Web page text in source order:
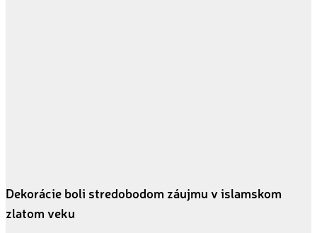
Dekorácie boli stredobodom záujmu v islamskom
zlatom veku